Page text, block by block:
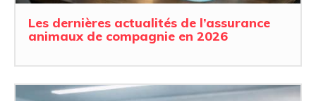
Les dernières actualités de l’assurance
animaux de compagnie en 2026